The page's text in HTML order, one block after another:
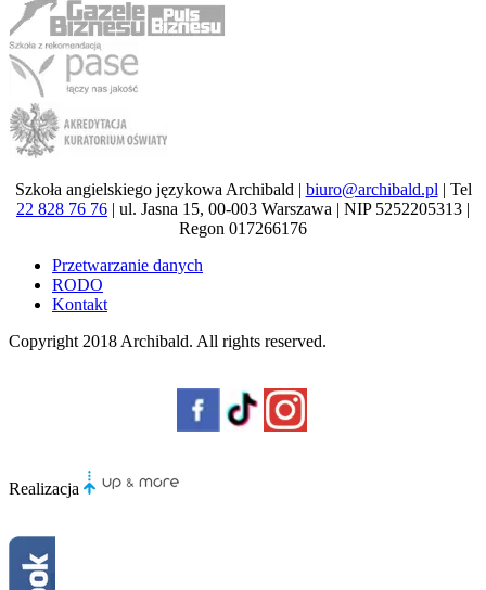
Szkoła angielskiego językowa Archibald | biuro@archibald.pl | Tel
22 828 76 76 | ul. Jasna 15, 00-003 Warszawa | NIP 5252205313 |
Regon 017266176
Przetwarzanie danych
RODO
Kontakt
Copyright 2018 Archibald. All rights reserved.
Realizacja